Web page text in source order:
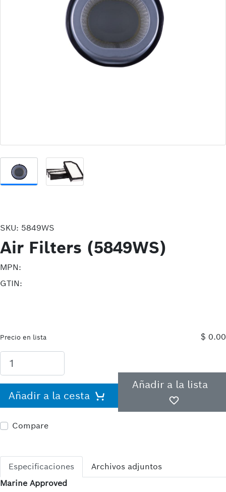
SKU: 5849WS
Air Filters (5849WS)
MPN:
GTIN:
Precio en lista $ 0.00
Añadir a la cesta
Añadir a la lista
Compare
Especificaciones
Archivos adjuntos
Marine Approved